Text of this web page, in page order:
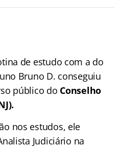
de estudo com a do
Bruno D. conseguiu
público do Conselho
nos estudos, ele
Judiciário na